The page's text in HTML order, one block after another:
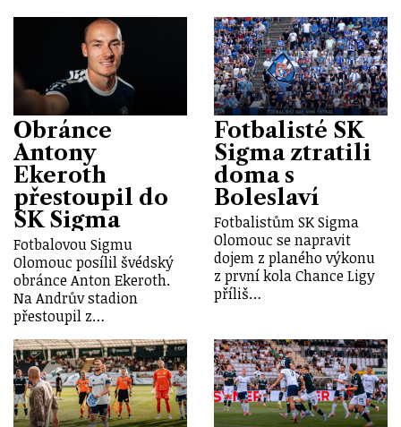
Obránce
Antony
Ekeroth
přestoupil do
SK Sigma
Fotbalovou Sigmu
Olomouc posílil švédský
obránce Anton Ekeroth.
Na Andrův stadion
přestoupil z…
Fotbalisté SK
Sigma ztratili
doma s
Boleslaví
Fotbalistům SK Sigma
Olomouc se napravit
dojem z planého výkonu
z první kola Chance Ligy
příliš…